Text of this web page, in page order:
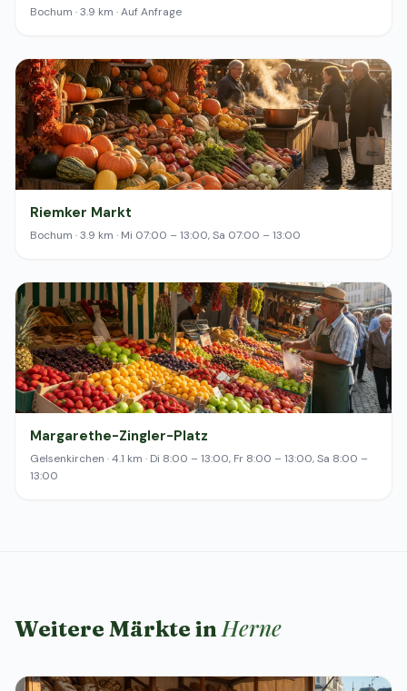
Bochum · 3.9 km · Auf Anfrage
Riemker Markt
Bochum · 3.9 km · Mi 07:00 – 13:00, Sa 07:00 – 13:00
Margarethe-Zingler-Platz
Gelsenkirchen · 4.1 km · Di 8:00 – 13:00, Fr 8:00 – 13:00, Sa 8:00 –
13:00
Weitere Märkte inHerne